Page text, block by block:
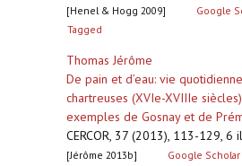
[Henel & Hogg 2009] Google
Tagged
Thomas Jérôme
De pain et d’eau: vie
chartreuses (XVIe-XVIIIe
exemples de Gosnay et de
CERCOR, 37 (2013), 113-129, 6
[Jérôme 2013b] Google Scholar